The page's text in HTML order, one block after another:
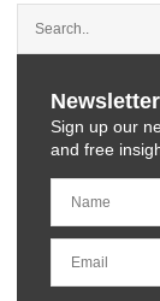
Newsletter
Sign up our
and free